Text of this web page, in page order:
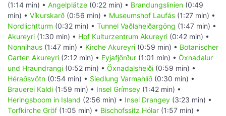
(1:14 min) • Angelplätze (0:22 min) • Brandungslinien (0:49
min) • Víkurskarð (0:56 min) • Museumshof Laufás (1:27 min) •
Nordlichtturm (0:32 min) • Tunnel Vaðlaheiðargöng (1:47 min) •
Akureyri (1:30 min) • Hof Kulturzentrum Akureyri (0:42 min) •
Nonnihaus (1:47 min) • Kirche Akureyri (0:59 min) • Botanischer
Garten Akureyri (2:12 min) • Eyjafjörður (1:01 min) • Öxnadalur
und Hraundrangi (0:52 min) • Öxnadalsheiði (0:59 min) •
Héraðsvötn (0:54 min) • Siedlung Varmahlíð (0:30 min) •
Brauerei Kaldi (1:59 min) • Insel Grímsey (1:42 min) •
Heringsboom in Island (2:56 min) • Insel Drangey (3:23 min) •
Torfkirche Gröf (1:05 min) • Bischofssitz Hólar (1:57 min) •